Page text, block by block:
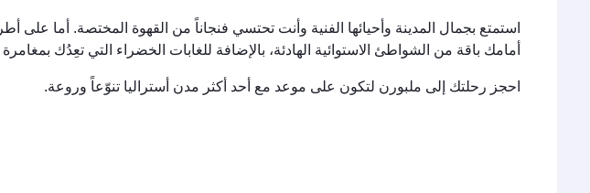
استمتع بجمال المدينة وأحيائها الفنية وأنت تحتسي فنجاناً من القهوة المختصة. أما على
أمامك باقة من الشواطئ الاستوائية الهادئة، بالإضافة للغابات الخضراء التي تعِدُك بمغامرة
احجز رحلتك إلى ملبورن لتكون على موعد مع أحد أكثر مدن أستراليا تنوّعاً وروعة.